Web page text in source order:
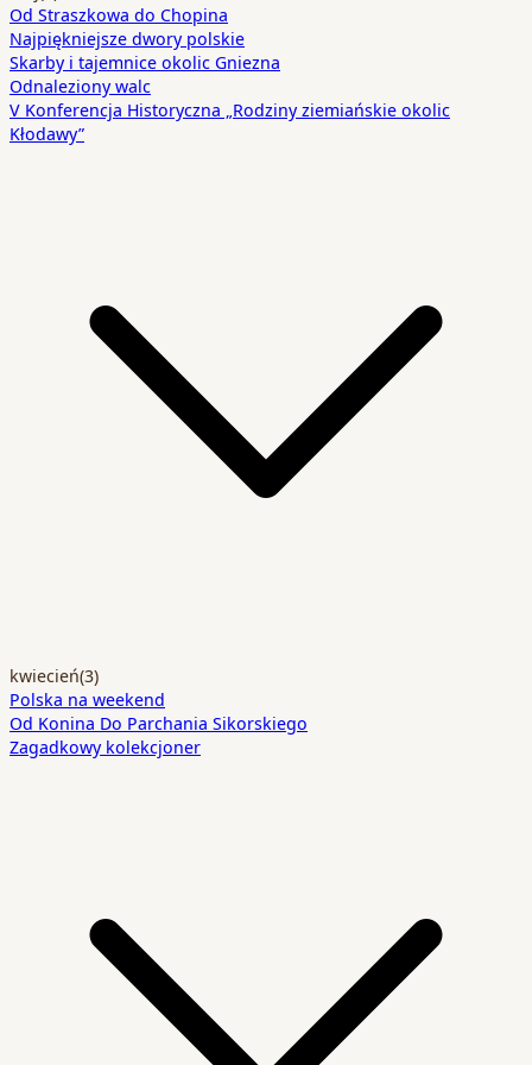
Od Straszkowa do Chopina
Najpiękniejsze dwory polskie
Skarby i tajemnice okolic Gniezna
Odnaleziony walc
V Konferencja Historyczna „Rodziny ziemiańskie okolic
Kłodawy”
kwiecień(3)
Polska na weekend
Od Konina Do Parchania Sikorskiego
Zagadkowy kolekcjoner